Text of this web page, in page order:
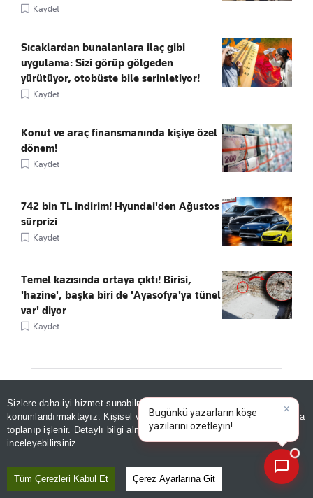
Sizlere daha iyi hizmet sunabilmek adına sitemizde
konumlandırmaktayız. Kişisel verileriniz, KVKK ve GDPR kapsamında
toplanıp işlenir. Detaylı bilgi almak içinAydınlatma Metnimizi
inceleyebilirsiniz.
Tüm Çerezleri Kabul Et Çerez Ayarlarına Git
Kaydet
Sıcaklardan bunalanlara ilaç gibi
uygulama: Sizi görüp gölgeden
yürütüyor, otobüste bile serinletiyor!
Kaydet
Konut ve araç finansmanında kişiye özel
dönem!
Kaydet
742 bin TL indirim! Hyundai'den Ağustos
sürprizi
Kaydet
Temel kazısında ortaya çıktı! Birisi,
'hazine', başka biri de 'Ayasofya'ya tünel
var' diyor
Kaydet
ÖNE ÇIKANLAR
Bugünkü yazarların köşe yazıl